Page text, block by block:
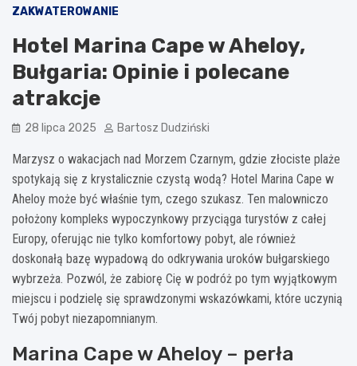
ZAKWATEROWANIE
Hotel Marina Cape w Aheloy,
Bułgaria: Opinie i polecane
atrakcje
28 lipca 2025 Bartosz Dudziński
Marzysz o wakacjach nad Morzem Czarnym, gdzie złociste plaże
spotykają się z krystalicznie czystą wodą? Hotel Marina Cape w
Aheloy może być właśnie tym, czego szukasz. Ten malowniczo
położony kompleks wypoczynkowy przyciąga turystów z całej
Europy, oferując nie tylko komfortowy pobyt, ale również
doskonałą bazę wypadową do odkrywania uroków bułgarskiego
wybrzeża. Pozwól, że zabiorę Cię w podróż po tym wyjątkowym
miejscu i podzielę się sprawdzonymi wskazówkami, które uczynią
Twój pobyt niezapomnianym.
Marina Cape w Aheloy – perła